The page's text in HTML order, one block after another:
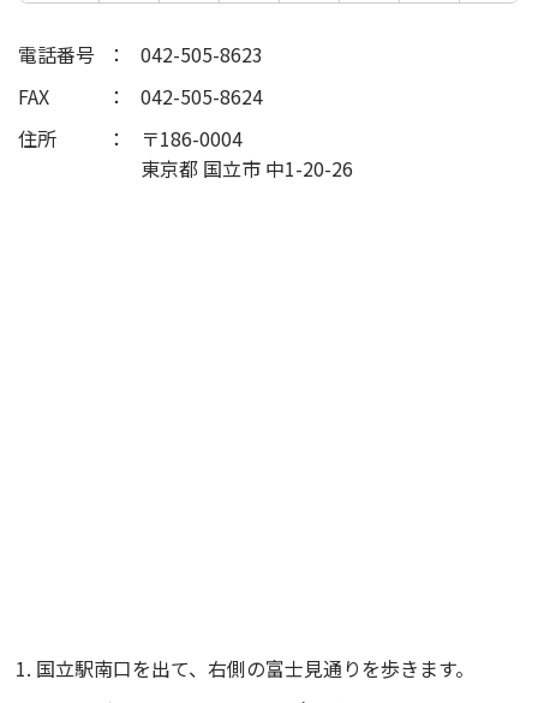
電話番号
042-505-8623
FAX
042-505-8624
住所
〒186-0004
東京都 国立市 中1-20-26
国立駅南口を出て、右側の富士見通りを歩きます。